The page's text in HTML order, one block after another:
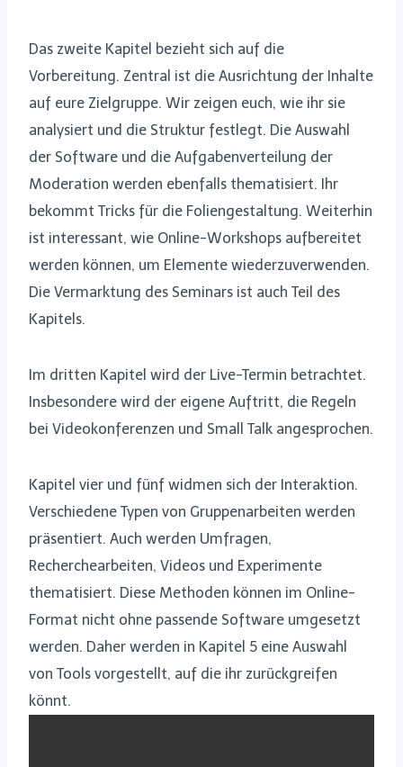
Das zweite Kapitel bezieht sich auf die
Vorbereitung. Zentral ist die Ausrichtung der Inhalte
auf eure Zielgruppe. Wir zeigen euch, wie ihr sie
analysiert und die Struktur festlegt. Die Auswahl
der Software und die Aufgabenverteilung der
Moderation werden ebenfalls thematisiert. Ihr
bekommt Tricks für die Foliengestaltung. Weiterhin
ist interessant, wie Online-Workshops aufbereitet
werden können, um Elemente wiederzuverwenden.
Die Vermarktung des Seminars ist auch Teil des
Kapitels.
Im dritten Kapitel wird der Live-Termin betrachtet.
Insbesondere wird der eigene Auftritt, die Regeln
bei Videokonferenzen und Small Talk angesprochen.
Kapitel vier und fünf widmen sich der Interaktion.
Verschiedene Typen von Gruppenarbeiten werden
präsentiert. Auch werden Umfragen,
Recherchearbeiten, Videos und Experimente
thematisiert. Diese Methoden können im Online-
Format nicht ohne passende Software umgesetzt
werden. Daher werden in Kapitel 5 eine Auswahl
von Tools vorgestellt, auf die ihr zurückgreifen
könnt.